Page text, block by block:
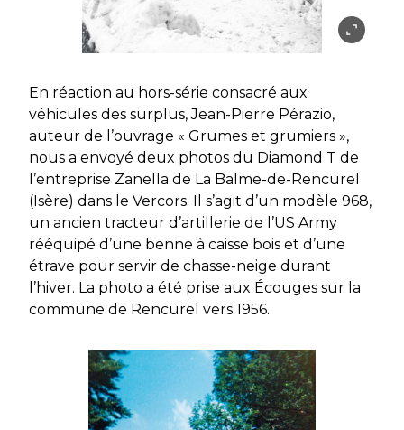
En réaction au hors-série consacré aux
véhicules des surplus, Jean-Pierre Pérazio,
auteur de l’ouvrage « Grumes et grumiers »,
nous a envoyé deux photos du Diamond T de
l’entreprise Zanella de La Balme-de-Rencurel
(Isère) dans le Vercors. Il s’agit d’un modèle 968,
un ancien tracteur d’artillerie de l’US Army
rééquipé d’une benne à caisse bois et d’une
étrave pour servir de chasse-neige durant
l’hiver. La photo a été prise aux Écouges sur la
commune de Rencurel vers 1956.